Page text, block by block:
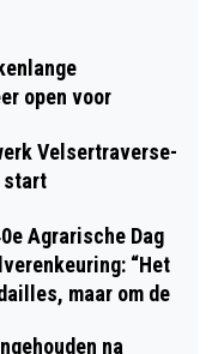
open voor
Velsertraverse-
start
Agrarische Dag
“Het
maar om de
na